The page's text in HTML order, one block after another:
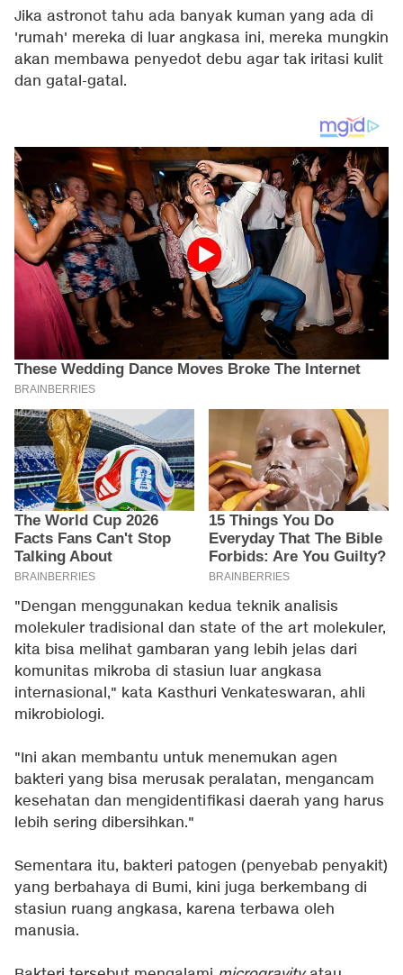
Jika astronot tahu ada banyak kuman yang ada di
'rumah' mereka di luar angkasa ini, mereka mungkin
akan membawa penyedot debu agar tak iritasi kulit
dan gatal-gatal.
"Dengan menggunakan kedua teknik analisis
molekuler tradisional dan state of the art molekuler,
kita bisa melihat gambaran yang lebih jelas dari
komunitas mikroba di stasiun luar angkasa
internasional," kata Kasthuri Venkateswaran, ahli
mikrobiologi.
"Ini akan membantu untuk menemukan agen
bakteri yang bisa merusak peralatan, mengancam
kesehatan dan mengidentifikasi daerah yang harus
lebih sering dibersihkan."
Sementara itu, bakteri patogen (penyebab penyakit)
yang berbahaya di Bumi, kini juga berkembang di
stasiun ruang angkasa, karena terbawa oleh
manusia.